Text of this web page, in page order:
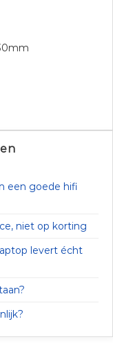
een goede hifi
niet op korting
levert écht